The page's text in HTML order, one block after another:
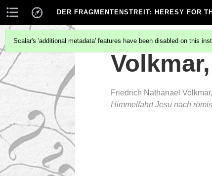
DER FRAGMENTENSTREIT: HERESY FOR
Scalar's 'additional metadata' features have been disabled on this
Friedrich Nathanael Volkmar,
Himmelfahrt Jesu nach